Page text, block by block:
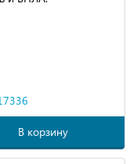
В корзину